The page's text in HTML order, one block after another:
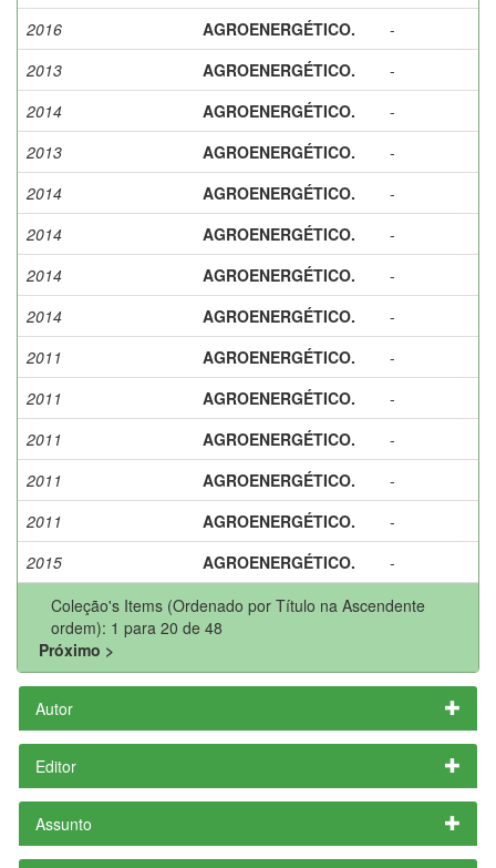
2016
AGROENERGÉTICO.
-
2013
AGROENERGÉTICO.
-
2014
AGROENERGÉTICO.
-
2013
AGROENERGÉTICO.
-
2014
AGROENERGÉTICO.
-
2014
AGROENERGÉTICO.
-
2014
AGROENERGÉTICO.
-
2014
AGROENERGÉTICO.
-
2011
AGROENERGÉTICO.
-
2011
AGROENERGÉTICO.
-
2011
AGROENERGÉTICO.
-
2011
AGROENERGÉTICO.
-
2011
AGROENERGÉTICO.
-
2015
AGROENERGÉTICO.
-
Coleção's Items (Ordenado por Título na Ascendente
ordem): 1 para 20 de 48
Próximo >
Autor
Editor
Assunto